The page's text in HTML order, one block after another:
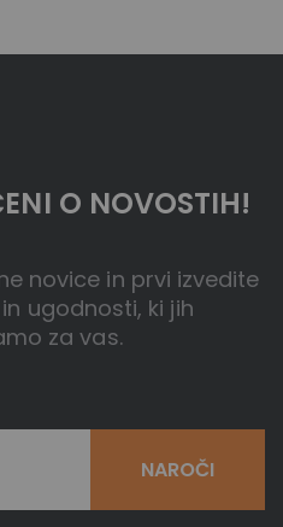
O NOVOSTIH!
novice in prvi izvedite
ugodnosti, ki jih
za vas.
NAROČI